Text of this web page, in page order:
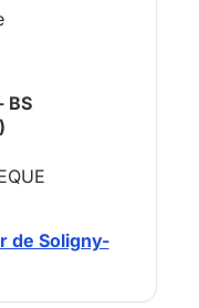
BS
de Soligny-